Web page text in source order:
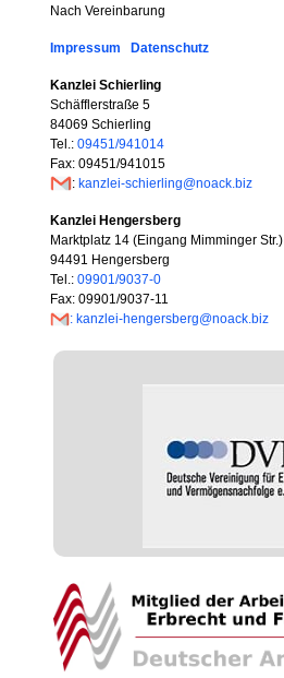
Nach Vereinbarung
Impressum Datenschutz
Kanzlei Schierling
Schäfflerstraße 5
84069 Schierling
Tel.:09451/941014
Fax: 09451/941015
: kanzlei-schierling@noack.biz
Kanzlei Hengersberg
Marktplatz 14 (Eingang Mimminger Str.)
94491 Hengersberg
Tel.: 09901/9037-0
Fax: 09901/9037-11
: kanzlei-hengersberg@noack.biz